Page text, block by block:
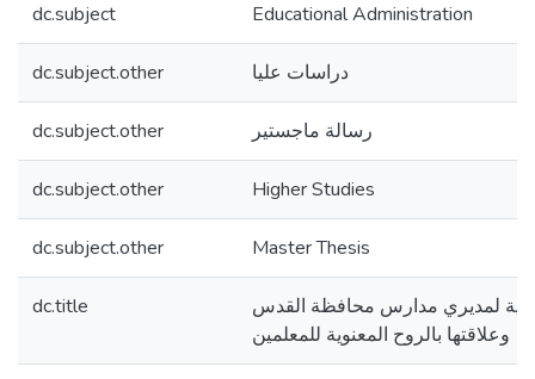
dc.subject Educational Administration
dc.subject.other دراسات عليا
dc.subject.other رسالة ماجستير
dc.subject.other Higher Studies
dc.subject.other Master Thesis
dc.title
لمديري مدارس محافظة القدس
وعلاقتها بالروح المعنوية للمعلمين